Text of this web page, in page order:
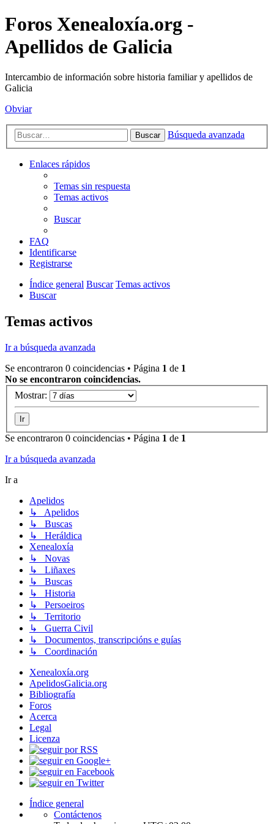
Foros Xenealoxía.org -
Apellidos de Galicia
Intercambio de información sobre historia familiar y apellidos de
Galicia
Obviar
Buscar Búsqueda avanzada
Enlaces rápidos
Temas sin respuesta
Temas activos
Buscar
FAQ
Identificarse
Registrarse
Índice general Buscar Temas activos
Buscar
Temas activos
Ir a búsqueda avanzada
Se encontraron 0 coincidencias • Página 1 de 1
No se encontraron coincidencias.
Mostrar:
Se encontraron 0 coincidencias • Página 1 de 1
Ir a búsqueda avanzada
Ir a
Apelidos
↳ Apelidos
↳ Buscas
↳ Heráldica
Xenealoxía
↳ Novas
↳ Liñaxes
↳ Buscas
↳ Historia
↳ Persoeiros
↳ Territorio
↳ Guerra Civil
↳ Documentos, transcripcións e guías
↳ Coordinación
Xenealoxía.org
ApelidosGalicia.org
Bibliografía
Foros
Acerca
Legal
Licenza
Índice general
Contáctenos